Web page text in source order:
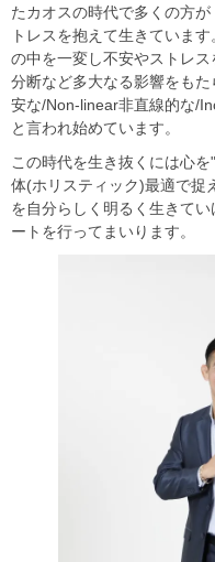
たカオスの時代で多くの方
トレスを抱えて生きていま
の中を一変し不安やストレ
分断など多大なる影響をも
安な/Non-linear非直線的な/
と言われ始めています。
この時代を生き抜くには心
体(ホリスティック)最適で捉
を自分らしく明るく生きて
ートを行ってまいります。